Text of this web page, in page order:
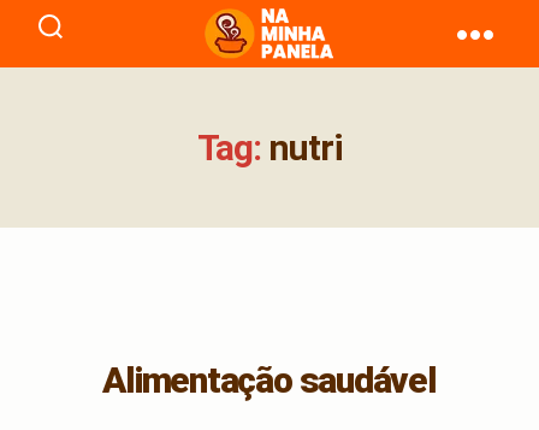
naminhapanela.com
Tag: nutri
Alimentação saudável